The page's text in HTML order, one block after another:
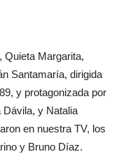
Quieta Margarita,
Santamaría, dirigida
y protagonizada por
Dávila, y Natalia
en nuestra TV, los
y Bruno Díaz.